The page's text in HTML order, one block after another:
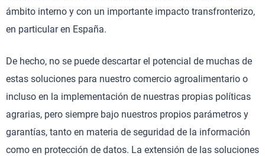
ámbito interno y con un importante impacto transfronterizo,
en particular en España.
De hecho, no se puede descartar el potencial de muchas de
estas soluciones para nuestro comercio agroalimentario o
incluso en la implementación de nuestras propias políticas
agrarias, pero siempre bajo nuestros propios parámetros y
garantías, tanto en materia de seguridad de la información
como en protección de datos. La extensión de las soluciones